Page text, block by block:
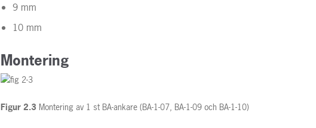
9 mm
10 mm
Montering
Figur 2.3 Montering av 1 st BA-ankare (BA-1-07, BA-1-09 och BA-1-10)